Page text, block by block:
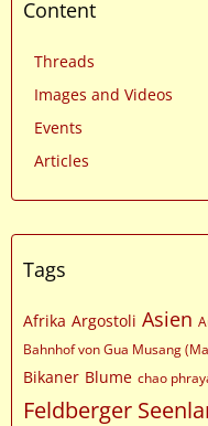
Content
Threads
Images and Videos
Events
Articles
Tags
Afrika Argostoli Asien
Bahnhof von Gua Musang
Bikaner Blume chao
Feldberger